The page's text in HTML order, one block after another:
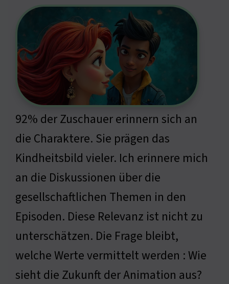
92% der Zuschauer erinnern sich an
die Charaktere. Sie prägen das
Kindheitsbild vieler. Ich erinnere mich
an die Diskussionen über die
gesellschaftlichen Themen in den
Episoden. Diese Relevanz ist nicht zu
unterschätzen. Die Frage bleibt,
welche Werte vermittelt werden : Wie
sieht die Zukunft der Animation aus?